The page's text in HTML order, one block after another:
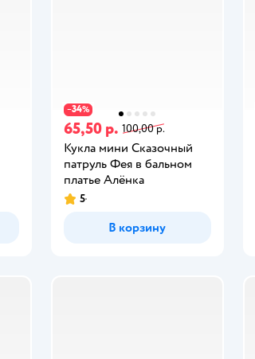
−34%
65,50 р. 100,00 р.
Кукла мини Сказочный
патруль Фея в бальном
платье Алёнка
5
В корзину